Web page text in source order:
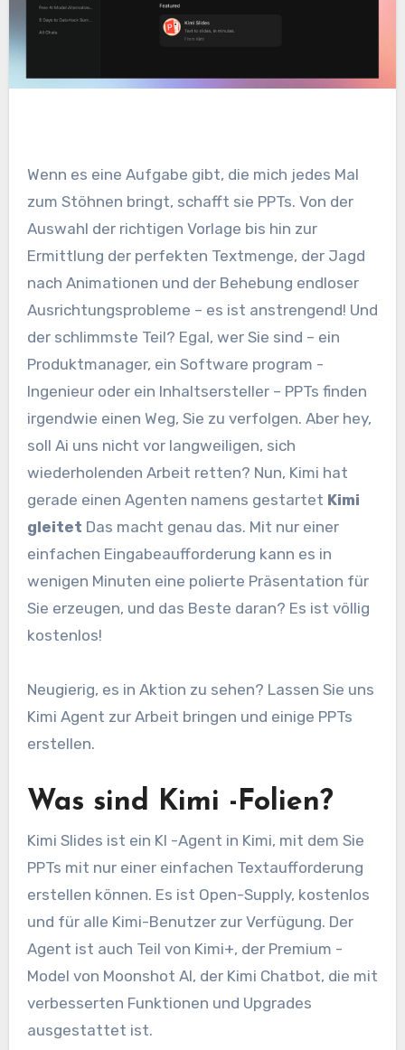
Wenn es eine Aufgabe gibt, die mich jedes Mal
zum Stöhnen bringt, schafft sie PPTs. Von der
Auswahl der richtigen Vorlage bis hin zur
Ermittlung der perfekten Textmenge, der Jagd
nach Animationen und der Behebung endloser
Ausrichtungsprobleme – es ist anstrengend! Und
der schlimmste Teil? Egal, wer Sie sind – ein
Produktmanager, ein Software program -
Ingenieur oder ein Inhaltsersteller – PPTs finden
irgendwie einen Weg, Sie zu verfolgen. Aber hey,
soll Ai uns nicht vor langweiligen, sich
wiederholenden Arbeit retten? Nun, Kimi hat
gerade einen Agenten namens gestartet Kimi
gleitet Das macht genau das. Mit nur einer
einfachen Eingabeaufforderung kann es in
wenigen Minuten eine polierte Präsentation für
Sie erzeugen, und das Beste daran? Es ist völlig
kostenlos!
Neugierig, es in Aktion zu sehen? Lassen Sie uns
Kimi Agent zur Arbeit bringen und einige PPTs
erstellen.
Was sind Kimi -Folien?
Kimi Slides ist ein KI -Agent in Kimi, mit dem Sie
PPTs mit nur einer einfachen Textaufforderung
erstellen können. Es ist Open-Supply, kostenlos
und für alle Kimi-Benutzer zur Verfügung. Der
Agent ist auch Teil von Kimi+, der Premium -
Model von Moonshot AI, der Kimi Chatbot, die mit
verbesserten Funktionen und Upgrades
ausgestattet ist.